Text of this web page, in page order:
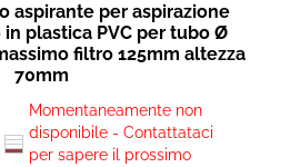
aspirante per aspirazione
plastica PVC per tubo Ø
filtro 125mm altezza
70mm
Momentaneamente non
disponibile - Contattataci
per sapere il prossimo